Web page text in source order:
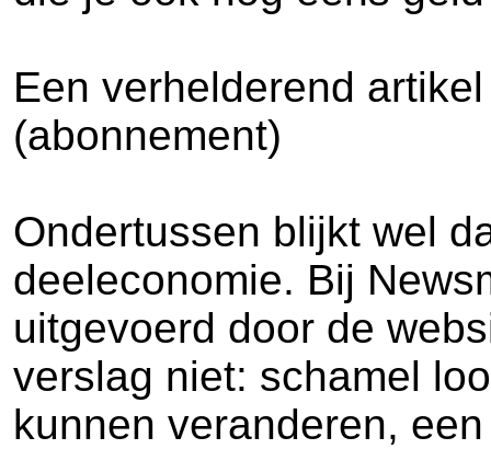
Een verhelderend
(abonnement)
Ondertussen blijkt wel
deeleconomie. Bij
uitgevoerd door de
verslag niet: schamel
kunnen veranderen,